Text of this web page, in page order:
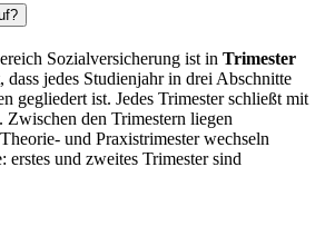
Sozialversicherung ist in Trimester
dass jedes Studienjahr in drei Abschnitte
gegliedert ist. Jedes Trimester schließt mit
Zwischen den Trimestern liegen
und Praxistrimester wechseln
erstes und zweites Trimester sind